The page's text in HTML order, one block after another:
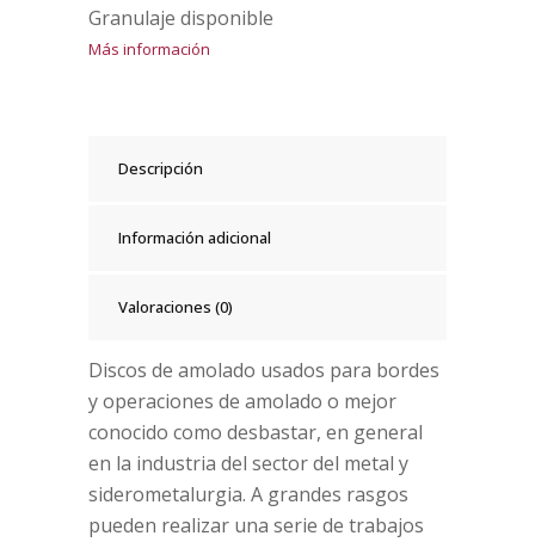
Granulaje disponible
Más información
Descripción
Información adicional
Valoraciones (0)
Discos de amolado usados para bordes
y operaciones de amolado o mejor
conocido como desbastar, en general
en la industria del sector del metal y
siderometalurgia. A grandes rasgos
pueden realizar una serie de trabajos